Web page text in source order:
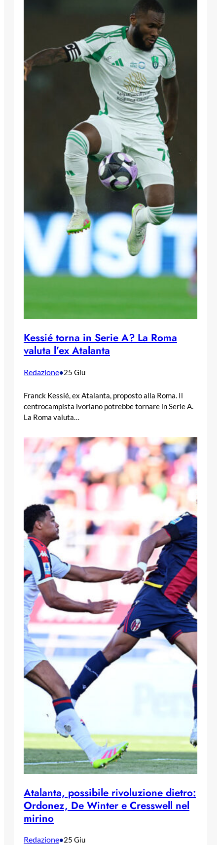
Kessié torna in Serie A? La Roma
valuta l’ex Atalanta
Redazione•25 Giu
Franck Kessié, ex Atalanta, proposto alla Roma. Il
centrocampista ivoriano potrebbe tornare in Serie A.
La Roma valuta…
Atalanta, possibile rivoluzione dietro:
Ordonez, De Winter e Cresswell nel
mirino
Redazione•25 Giu